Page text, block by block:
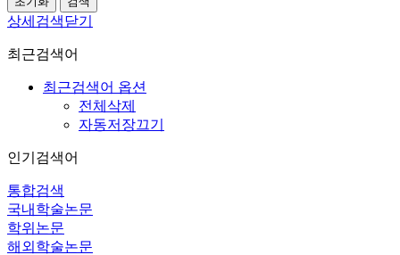
상세검색닫기
최근검색어
최근검색어 옵션
전체삭제
자동저장끄기
인기검색어
통합검색
국내학술논문
학위논문
해외학술논문